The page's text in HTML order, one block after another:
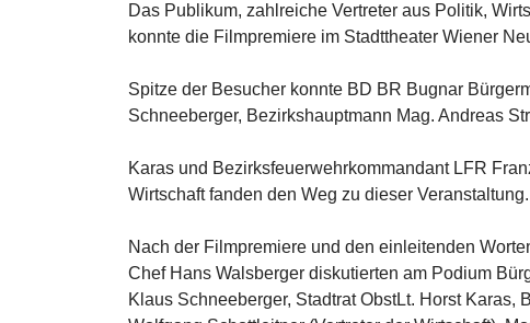
Das Publikum, zahlreiche Vertreter aus Politik,
konnte die Filmpremiere im Stadttheater Wiener
Spitze der Besucher konnte BD BR Bugnar
Schneeberger, Bezirkshauptmann Mag. Andreas
Karas und Bezirksfeuerwehrkommandant LFR
Wirtschaft fanden den Weg zu dieser Veranstaltung.
Nach der Filmpremiere und den einleitenden
Chef Hans Walsberger diskutierten am Podium
Klaus Schneeberger, Stadtrat ObstLt. Horst Karas,